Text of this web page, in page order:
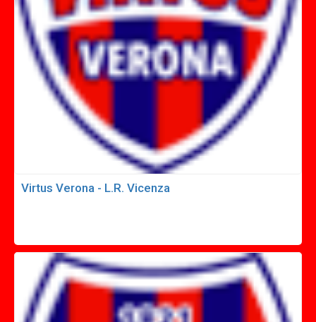
Virtus Verona - L.R. Vicenza